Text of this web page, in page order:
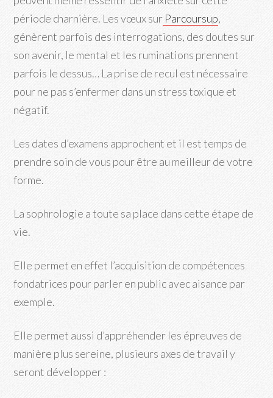
période charnière. Les vœux sur Parcoursup,
génèrent parfois des interrogations, des doutes sur
son avenir, le mental et les ruminations prennent
parfois le dessus… La prise de recul est nécessaire
pour ne pas s’enfermer dans un stress toxique et
négatif.
Les dates d’examens approchent et il est temps de
prendre soin de vous pour être au meilleur de votre
forme.
La sophrologie a toute sa place dans cette étape de
vie.
Elle permet en effet l’acquisition de compétences
fondatrices pour parler en public avec aisance par
exemple.
Elle permet aussi d’appréhender les épreuves de
manière plus sereine, plusieurs axes de travail y
seront développer :